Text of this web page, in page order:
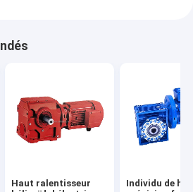
Haut ralentisseur
Individu de